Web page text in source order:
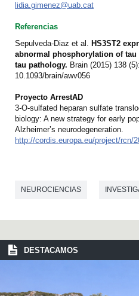
lidia.gimenez@uab.cat
Referencias
Sepulveda-Diaz et al. HS3ST2
abnormal phosphorylation of tau
tau pathology. Brain (2015) 138
10.1093/brain/awv056
Proyecto ArrestAD
3-O-sulfated heparan sulfate
biology: A new strategy for early
Alzheimer’s neurodegeneration.
http://cordis.europa.eu/project/rcn/
NEUROCIENCIAS
DESTACAMOS